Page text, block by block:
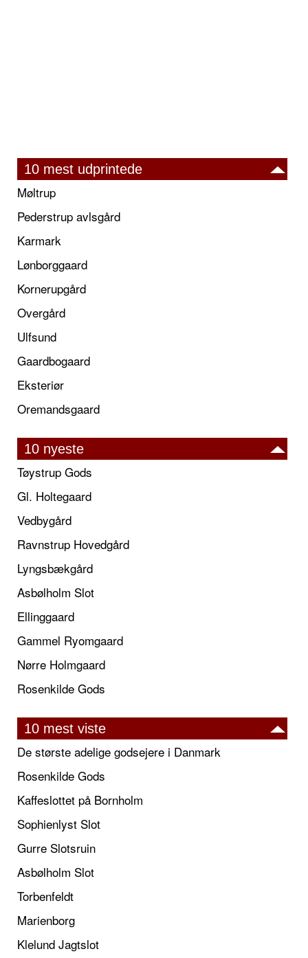
10 mest udprintede
Møltrup
Pederstrup avlsgård
Karmark
Lønborggaard
Kornerupgård
Overgård
Ulfsund
Gaardbogaard
Eksteriør
Oremandsgaard
10 nyeste
Tøystrup Gods
Gl. Holtegaard
Vedbygård
Ravnstrup Hovedgård
Lyngsbækgård
Asbølholm Slot
Ellinggaard
Gammel Ryomgaard
Nørre Holmgaard
Rosenkilde Gods
10 mest viste
De største adelige godsejere i Danmark
Rosenkilde Gods
Kaffeslottet på Bornholm
Sophienlyst Slot
Gurre Slotsruin
Asbølholm Slot
Torbenfeldt
Marienborg
Klelund Jagtslot